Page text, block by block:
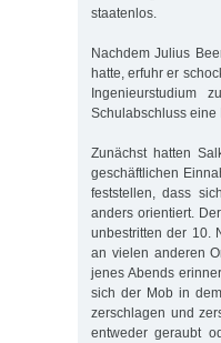
staatenlos.
Nachdem Julius
hatte, erfuhr er
Ingenieurstudium
Schulabschluss eine
Zunächst hatten
geschäftlichen
feststellen, dass
anders orientiert.
unbestritten der 10.
an vielen anderen
jenes Abends
sich der Mob in
zerschlagen und
entweder geraubt